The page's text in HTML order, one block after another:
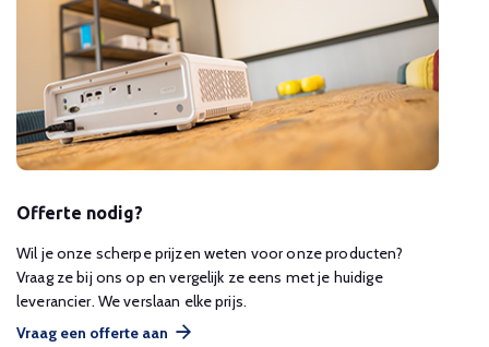
Offerte nodig?
Wil je onze scherpe prijzen weten voor onze producten?
Vraag ze bij ons op en vergelijk ze eens met je huidige
leverancier. We verslaan elke prijs.
Vraag een offerte aan